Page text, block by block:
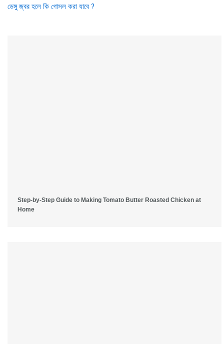
ডেঙ্গু জ্বর হলে কি গোসল করা যাবে ?
Step-by-Step Guide to Making Tomato Butter Roasted Chicken at
Home